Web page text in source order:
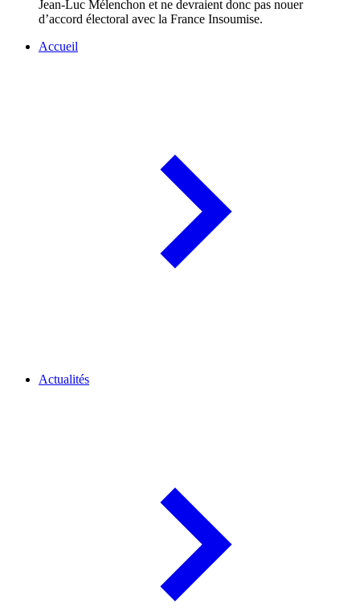
Jean-Luc Mélenchon et ne devraient donc pas nouer
d’accord électoral avec la France Insoumise.
Accueil
Actualités